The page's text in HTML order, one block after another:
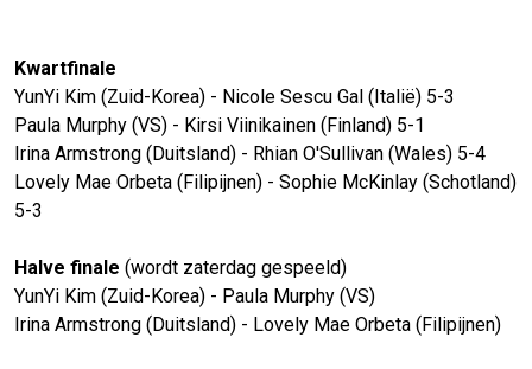
Kwartfinale
YunYi Kim (Zuid-Korea) - Nicole Sescu Gal (Italië) 5-3
Paula Murphy (VS) - Kirsi Viinikainen (Finland) 5-1
Irina Armstrong (Duitsland) - Rhian O'Sullivan (Wales) 5-4
Lovely Mae Orbeta (Filipijnen) - Sophie McKinlay (Schotland)
5-3
Halve finale (wordt zaterdag gespeeld)
YunYi Kim (Zuid-Korea) - Paula Murphy (VS)
Irina Armstrong (Duitsland) - Lovely Mae Orbeta (Filipijnen)